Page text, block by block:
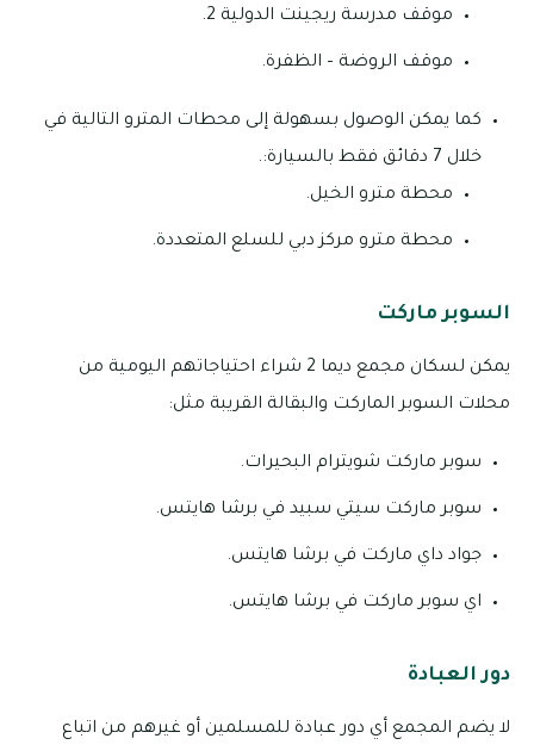
موقف مدرسة ريجينت الدولية 2.
موقف الروضة – الظفرة.
كما يمكن الوصول بسهولة إلى محطات المترو التالية في
خلال 7 دقائق فقط بالسيارة:.
محطة مترو الخيل.
محطة مترو مركز دبي للسلع المتعددة.
السوبر ماركت
يمكن لسكان مجمع ديما 2 شراء احتياجاتهم اليومية من
محلات السوبر الماركت والبقالة القريبة مثل:
سوبر ماركت شويترام البحيرات.
سوبر ماركت سيتي سبيد في برشا هايتس.
جواد داي ماركت في برشا هايتس.
اي سوبر ماركت في برشا هايتس.
دور العبادة
لا يضم المجمع أي دور عبادة للمسلمين أو غيرهم من اتباع